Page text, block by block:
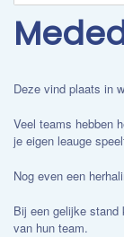
Deze vind plaats in
Veel teams hebben
je eigen leauge
Nog even een
Bij een gelijke
van hun team.